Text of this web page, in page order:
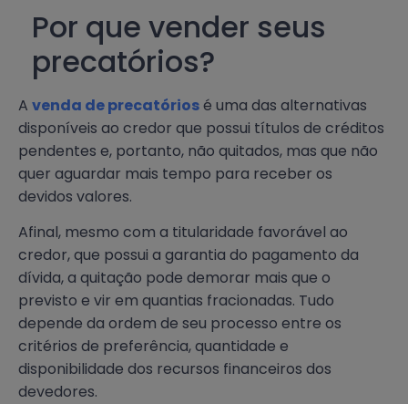
Por que vender seus
precatórios?
A venda de precatóriosé uma das alternativas
disponíveis ao credor que possui títulos de créditos
pendentes e, portanto, não quitados, mas que não
quer aguardar mais tempo para receber os
devidos valores.
Afinal, mesmo com a titularidade favorável ao
credor, que possui a garantia do pagamento da
dívida, a quitação pode demorar mais que o
previsto e vir em quantias fracionadas. Tudo
depende da ordem de seu processo entre os
critérios de preferência, quantidade e
disponibilidade dos recursos financeiros dos
devedores.